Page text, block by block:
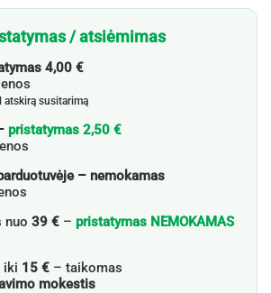
/ atsiėmimas
4,00 €
atskirą susitarimą
pristatymas 2,50 €
– nemokamas
nuo 39 € – pristatymas NEMOKAMAS
iki 15 € – taikomas
mokestis